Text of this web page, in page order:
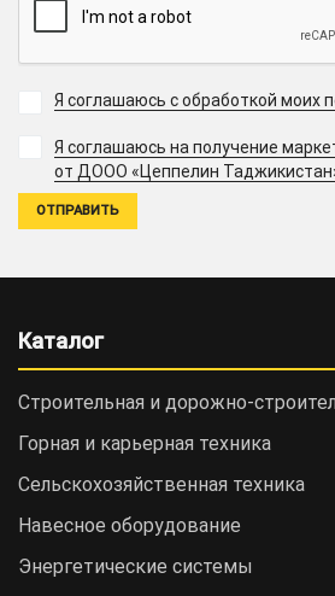
Я соглашаюсь с обработкой моих
Я соглашаюсь на получение
от ДООО «Цеппелин
Каталог
Строительная и дорожно-
Горная и карьерная техника
Сельскохозяйственная техника
Навесное оборудование
Энергетические системы